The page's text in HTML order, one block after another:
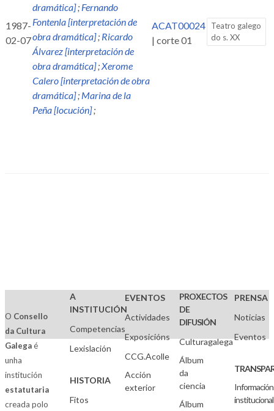
1987-
02-07
dramática]; Fernando
Fontenla [interpretación de
obra dramática]; Ricardo
Álvarez [interpretación de
obra dramática];Xerome
Calero [interpretación de obra
dramática]; Marina de la
Peña [locución];
ACAT00024
| corte 01
Teatro galego
do s. XX
O Consello
da Cultura
Galegaé
unha
institución
estatutaria
creada polo
A
INSTITUCIÓN
Competencias
Lexislación
HISTORIA
Fitos
EVENTOS
Actividades
Exposicións
CCG.Acolle
Acción
exterior
PROXECTOS
DE
DIFUSIÓN
Culturagalega
Álbum
da
ciencia
Álbum
PRENSA
Noticias
Eventos
Información
institucional